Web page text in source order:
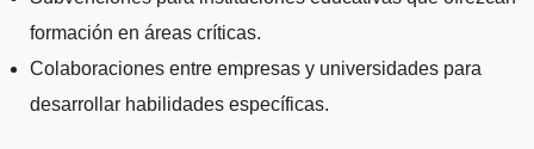
formación en áreas críticas.
Colaboraciones entre empresas y universidades para
desarrollar habilidades específicas.